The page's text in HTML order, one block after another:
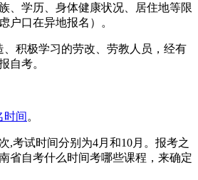
、学历、身体健康状况、居住地等限
户口在异地报名）。
、积极学习的劳改、劳教人员，经有
自考。
时间 。
,考试时间分别为4月和10月。报考之
省自考什么时间考哪些课程，来确定